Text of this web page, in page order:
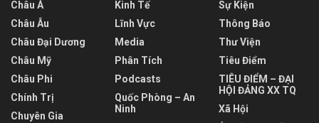
Châu Á
Châu Âu
Châu Đại Dương
Châu Mỹ
Châu Phi
Chính Trị
Chuyên Gia
Kinh Tế
Lĩnh Vực
Media
Phân Tích
Podcasts
Quốc Phòng – An
Ninh
Sự Kiện
Thông Báo
Thư Viện
Tiêu Điểm
TIÊU ĐIỂM – ĐẠI
HỘI ĐẢNG XX TQ
Xã Hội